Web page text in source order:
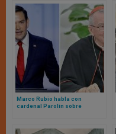
Marco Rubio habla con
cardenal Parolin sobre